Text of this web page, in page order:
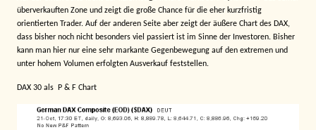
überverkauften Zone und zeigt die große Chance für die eher kurzfristig
orientierten Trader. Auf der anderen Seite aber zeigt der äußere Chart des DAX,
dass bisher noch nicht besonders viel passiert ist im Sinne der Investoren. Bisher
kann man hier nur eine sehr markante Gegenbewegung auf den extremen und
unter hohem Volumen erfolgten Ausverkauf feststellen.
DAX 30 als P & F Chart